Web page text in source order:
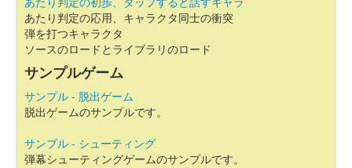
あたり判定の応用、キャラクタ同士の衝突
弾を打つキャラクタ
ソースのロードとライブラリのロード
サンプルゲーム
サンプル - 脱出ゲーム
脱出ゲームのサンプルです。
サンプル - シューティング
弾幕シューティングゲームのサンプルです。